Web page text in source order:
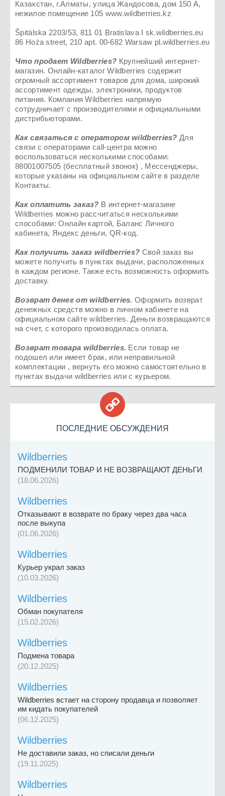
Казахстан, г.Алматы, улица Жандосова, дом 150 А,
нежилое помещение 105 www.wildberries.kz
Špitálska 2203/53, 811 01 Bratislava I sk.wildberries.eu
86 Hoża street, 210 apt. 00-682 Warsaw pl.wildberries.eu
Что продает Wildberries? Крупнейший интернет-
магазин. Онлайн-каталог Wildberries содержит
огромный ассортимент товаров для дома, широкий
ассортимент одежды, электроники, продуктов
питания. Компания Wildberries напрямую
сотрудничает с производителями и официальными
дистрибьюторами.
Как связаться с оператором wildberries? Для
связи с операторами call-центра можно
воспользоваться несколькими способами:
88001007505 (бесплатный звонок) , Мессенджеры,
которые указаны на официальном сайте в разделе
Контакты.
Как оплатить заказ? В интернет-магазине
Wildberries можно рассчитаться несколькими
способами: Онлайн картой, Баланс Личного
кабинета, Яндекс деньги, QR-код.
Как получить заказ wildberries? Свой заказ вы
можете получить в пунктах выдачи, расположенных
в каждом регионе. Также есть возможность оформить
доставку.
Возврат денег отwildberries. Оформить возврат
денежных средств можно в личном кабинете на
официальном сайте wildberries. Деньги возвращаются
на счет, с которого производилась оплата.
Возврат товара wildberries. Если товар не
подошел или имеет брак, или неправильной
комплектации , вернуть его можно самостоятельно в
пунктах выдачи wildberries или с курьером.

ПОСЛЕДНИЕ ОБСУЖДЕНИЯ
Wildberries
ПОДМЕНИЛИ ТОВАР И НЕ ВОЗВРАЩАЮТ ДЕНЬГИ
(18.06.2026)
Wildberries
Отказывают в возврате по браку через два часа
после выкупа
(01.06.2026)
Wildberries
Курьер украл заказ
(10.03.2026)
Wildberries
Обман покупателя
(15.02.2026)
Wildberries
Подмена товара
(20.12.2025)
Wildberries
Wildberries встает на сторону продавца и позволяет
им кидать покупателей
(06.12.2025)
Wildberries
Не доставили заказ, но списали деньги
(19.11.2025)
Wildberries